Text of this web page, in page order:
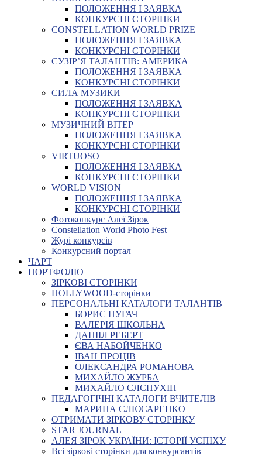
ПОЛОЖЕННЯ І ЗАЯВКА
КОНКУРСНІ СТОРІНКИ
CONSTELLATION WORLD PRIZE
ПОЛОЖЕННЯ І ЗАЯВКА
КОНКУРСНІ СТОРІНКИ
СУЗІР’Я ТАЛАНТІВ: АМЕРИКА
ПОЛОЖЕННЯ І ЗАЯВКА
КОНКУРСНІ СТОРІНКИ
СИЛА МУЗИКИ
ПОЛОЖЕННЯ І ЗАЯВКА
КОНКУРСНІ СТОРІНКИ
МУЗИЧНИЙ ВІТЕР
ПОЛОЖЕННЯ І ЗАЯВКА
КОНКУРСНІ СТОРІНКИ
VIRTUOSO
ПОЛОЖЕННЯ І ЗАЯВКА
КОНКУРСНІ СТОРІНКИ
WORLD VISION
ПОЛОЖЕННЯ І ЗАЯВКА
КОНКУРСНІ СТОРІНКИ
Фотоконкурс Алеї Зірок
Constellation World Photo Fest
Журі конкурсів
Конкурсний портал
ЧАРТ
ПОРТФОЛІО
ЗІРКОВІ СТОРІНКИ
HOLLYWOOD-сторінки
ПЕРСОНАЛЬНІ КАТАЛОГИ ТАЛАНТІВ
БОРИС ПУГАЧ
ВАЛЕРІЯ ШКОЛЬНА
ДАНІІЛ РЕБЕРТ
ЄВА НАБОЙЧЕНКО
ІВАН ПРОЦІВ
ОЛЕКСАНДРА РОМАНОВА
МИХАЙЛО ЖУРБА
МИХАЙЛО СЛЄПУХІН
ПЕДАГОГІЧНІ КАТАЛОГИ ВЧИТЕЛІВ
МАРИНА СЛЮСАРЕНКО
ОТРИМАТИ ЗІРКОВУ СТОРІНКУ
STAR JOURNAL
АЛЕЯ ЗІРОК УКРАЇНИ: ІСТОРІЇ УСПІХУ
Всі зіркові сторінки для конкурсантів